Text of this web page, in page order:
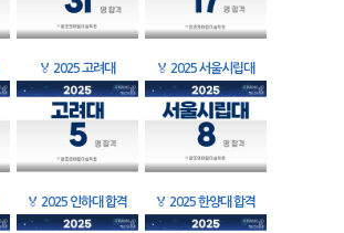
🏅 2025 고려대 🏅 2025 서울시립대
🏅 2025 인하대 합격 🏅 2025 한양대 합격